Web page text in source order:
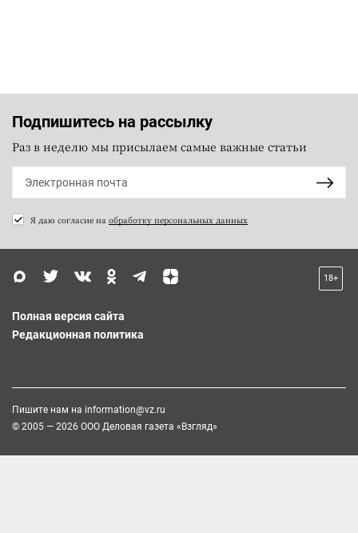
Подпишитесь на рассылку
Раз в неделю мы присылаем самые важные статьи
Я даю согласие на обработку персональных данных
18+
Полная версия сайта
Редакционная политика
Пишите нам на information@vz.ru
© 2005 — 2026 ООО Деловая газета «Взгляд»